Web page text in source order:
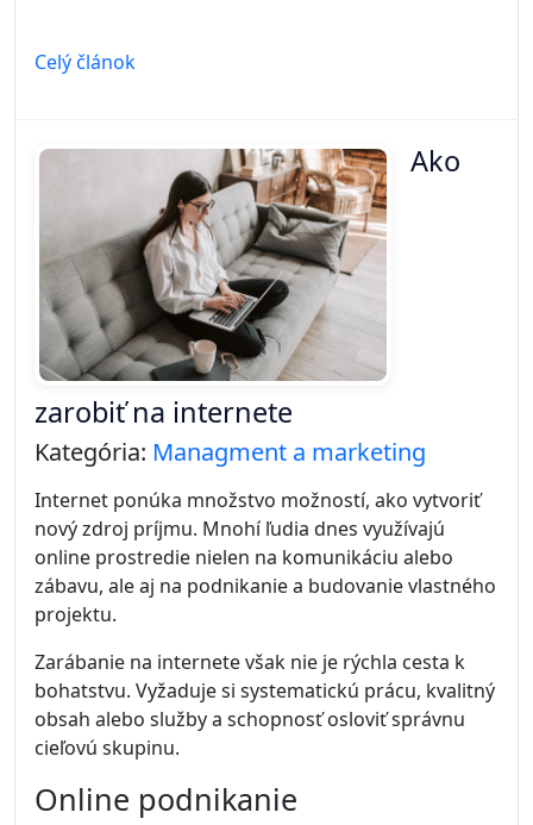
Celý článok
Ako
zarobiť na internete
Kategória: Managment a marketing
Internet ponúka množstvo možností, ako vytvoriť
nový zdroj príjmu. Mnohí ľudia dnes využívajú
online prostredie nielen na komunikáciu alebo
zábavu, ale aj na podnikanie a budovanie vlastného
projektu.
Zarábanie na internete však nie je rýchla cesta k
bohatstvu. Vyžaduje si systematickú prácu, kvalitný
obsah alebo služby a schopnosť osloviť správnu
cieľovú skupinu.
Online podnikanie